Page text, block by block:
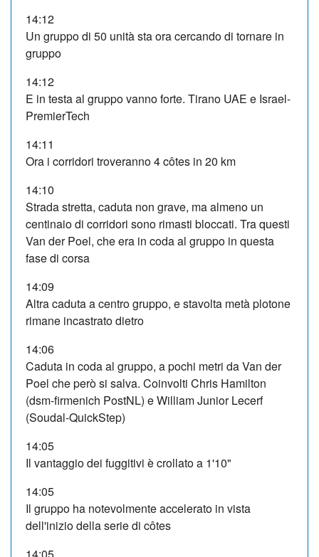
14:12
Un gruppo di 50 unità sta ora cercando di tornare in
gruppo
14:12
E in testa al gruppo vanno forte. Tirano UAE e Israel-
PremierTech
14:11
Ora i corridori troveranno 4 côtes in 20 km
14:10
Strada stretta, caduta non grave, ma almeno un
centinaio di corridori sono rimasti bloccati. Tra questi
Van der Poel, che era in coda al gruppo in questa
fase di corsa
14:09
Altra caduta a centro gruppo, e stavolta metà plotone
rimane incastrato dietro
14:06
Caduta in coda al gruppo, a pochi metri da Van der
Poel che però si salva. Coinvolti Chris Hamilton
(dsm-firmenich PostNL) e William Junior Lecerf
(Soudal-QuickStep)
14:05
Il vantaggio dei fuggitivi è crollato a 1'10"
14:05
Il gruppo ha notevolmente accelerato in vista
dell'inizio della serie di côtes
14:05